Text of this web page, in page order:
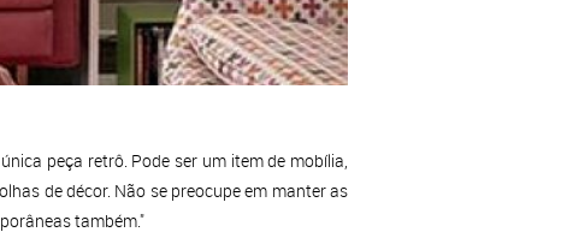
peça retrô. Pode ser um item de mobília,
de décor. Não se preocupe em manter as
também."